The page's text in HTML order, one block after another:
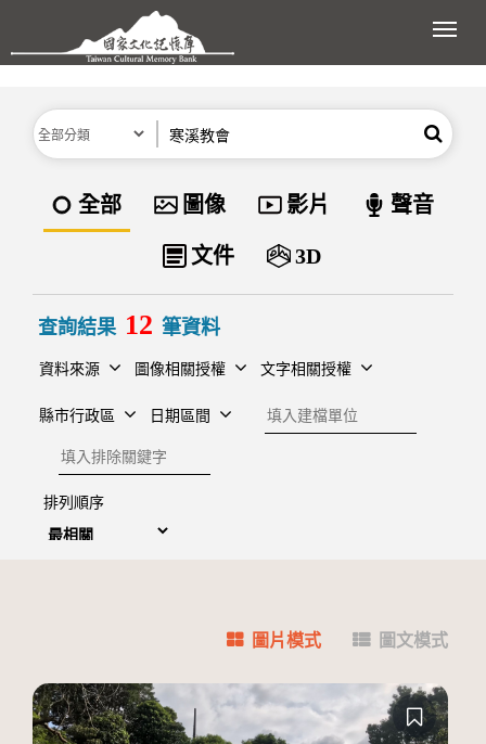
跳到主要內容區塊
展
分類 搜尋
資料類型
全部 圖像 影片 聲音
文件 3D
查詢結果 12 筆資料
資料來源 圖像相關授權 文字相關授權
縣市行政區 日期區間
建檔單位
排除關鍵字
排列順序
圖片模式 圖文模式